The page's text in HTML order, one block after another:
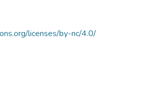
licenses/by-nc/4.0/